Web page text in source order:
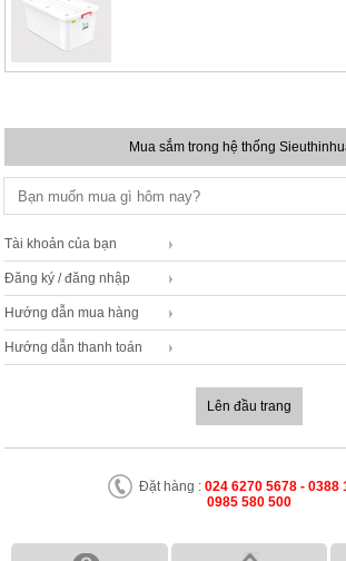
Mua sắm trong hệ thống
Tài khoản của bạn
Đăng ký / đăng nhập
Hướng dẫn mua hàng
Hướng dẫn thanh toán
Lên đầu trang
Đặt hàng : 024 6270 5678 - 0388
0985 580 500